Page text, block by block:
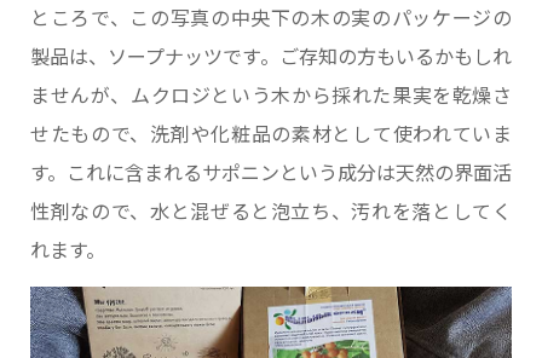
ところで、この写真の中央下の木の実のパッケージの
製品は、ソープナッツです。ご存知の方もいるかもしれ
ませんが、ムクロジという木から採れた果実を乾燥さ
せたもので、洗剤や化粧品の素材として使われていま
す。これに含まれるサポニンという成分は天然の界面活
性剤なので、水と混ぜると泡立ち、汚れを落としてく
れます。